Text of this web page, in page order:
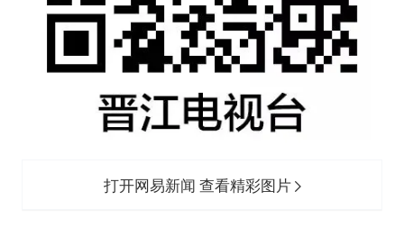
打开网易新闻 查看精彩图片